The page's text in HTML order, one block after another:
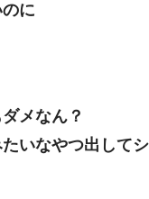
に
メなん？
いなやつ出して